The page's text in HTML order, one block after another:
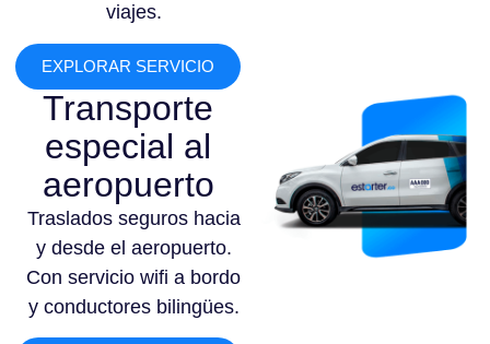
viajes.
EXPLORAR SERVICIO
Transporte
especial al
aeropuerto
Traslados seguros hacia
y desde el aeropuerto.
Con servicio wifi a bordo
y conductores bilingües.